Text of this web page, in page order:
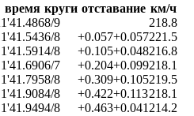
время круги отставание км/ч
1'41.4868/9
218.8
1'41.5436/8 +0.057+0.057221.5
1'41.5914/8 +0.105+0.048216.8
1'41.6906/7 +0.204+0.099218.1
1'41.7958/8 +0.309+0.105219.5
1'41.9084/8 +0.422+0.113218.1
1'41.9494/8 +0.463+0.041 214.2